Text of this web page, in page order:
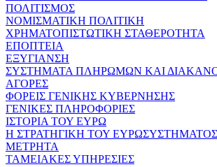
ΠΟΛΙΤΙΣΜΟΣ
ΝΟΜΙΣΜΑΤΙΚΗ ΠΟΛΙΤΙΚΗ
ΧΡΗΜΑΤΟΠΙΣΤΩΤΙΚΗ ΣΤΑΘΕΡΟΤΗΤΑ
ΕΠΟΠΤΕΙΑ
ΕΞΥΓΙΑΝΣΗ
ΣΥΣΤΗΜΑΤΑ ΠΛΗΡΩΜΩΝ ΚΑΙ
ΑΓΟΡΕΣ
ΦΟΡΕΙΣ ΓΕΝΙΚΗΣ ΚΥΒΕΡΝΗΣΗΣ
ΓΕΝΙΚΕΣ ΠΛΗΡΟΦΟΡΙΕΣ
ΙΣΤΟΡΙΑ ΤΟΥ ΕΥΡΩ
Η ΣΤΡΑΤΗΓΙΚΗ ΤΟΥ ΕΥΡΩΣΥΣΤΗΜΑΤΟΣ
ΜΕΤΡΗΤΑ
ΤΑΜΕΙΑΚΕΣ ΥΠΗΡΕΣΙΕΣ